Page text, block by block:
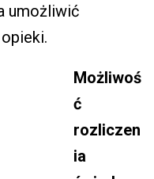
umożliwić
Możliwoś
ć
rozliczen
ia